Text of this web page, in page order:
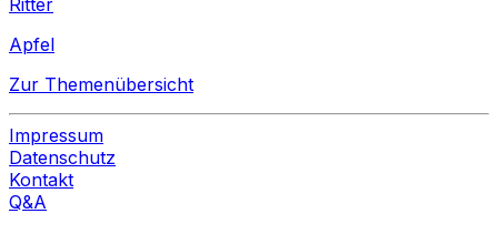
Apfel
Zur Themenübersicht
Impressum
Datenschutz
Kontakt
Q&A